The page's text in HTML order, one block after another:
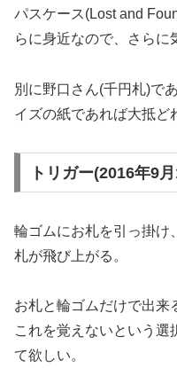
パスケース(Lost and
らに身近なので、さらに
別に野口さん(千円札)で
イズの紙であれば大抵ど
トリガー(2016年9
輪ゴムにお札を引っ掛け
札が飛び上がる。
お札と輪ゴムだけで出来
これを覚えないという選
て欲しい。